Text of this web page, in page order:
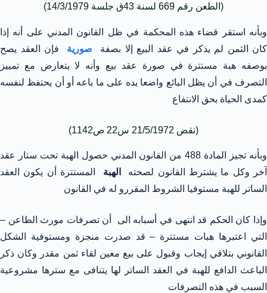
(الطعن رقم 669 لسنة 43ق جلسة 14/3/1979)
وبأنه استقر قضاء هذه المحكمة في ظل القانون المدني على أنه إذا
كان الثمن لم يذكر في عقد البيع إلا بصفة صورية
فإن العقد يصح
بوصفه هبة مستترة في صورة عقد بيع وأنه لا يتعارض مع تمييز
التصرف في أن يظل البائع واضعا يده على ما باعه أو أن يحتفظ لنفسه
كمدى الحياة بحق الانتفاع
(نقض 21/5/1972 س22 ص1142)
وبأنه تجيز المادة 488 من القانون المدني حصول الهبة تحت ستار عقد
آخر وكل ما يشترط القانون لصحته
الهبة
المستترة أن يكون العقد
الساتر للهبة مستوفيا الشروط المقررو له في القانون
وإذا كان الحكم قد انتهى في أسبابه الى أن تصرفات مورث الطاعن –
التي اعتبرها هبات مستترة – قد صدرت منجزة ومستوفية الشكل
القانوني بتلاقي إيجاب وقبول على بيع معين لقاء ثمن مقدر وكان ذكر
الباعث الدافع للهبة في العقد الساتر لها يتنافى مع سترها مشروعية
السبب في هذه التصرفات